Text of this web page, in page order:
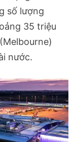
số lượng
35 triệu
nước.